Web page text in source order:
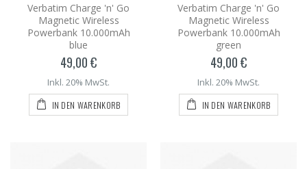
Verbatim Charge 'n' Go
Magnetic Wireless
Powerbank 10.000mAh
blue
49,00 €
Inkl. 20% MwSt.
IN DEN WARENKORB
Verbatim Charge 'n' Go
Magnetic Wireless
Powerbank 10.000mAh
green
49,00 €
Inkl. 20% MwSt.
IN DEN WARENKORB